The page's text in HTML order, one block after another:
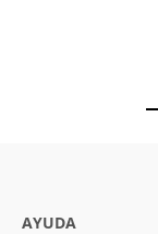
AYUDA